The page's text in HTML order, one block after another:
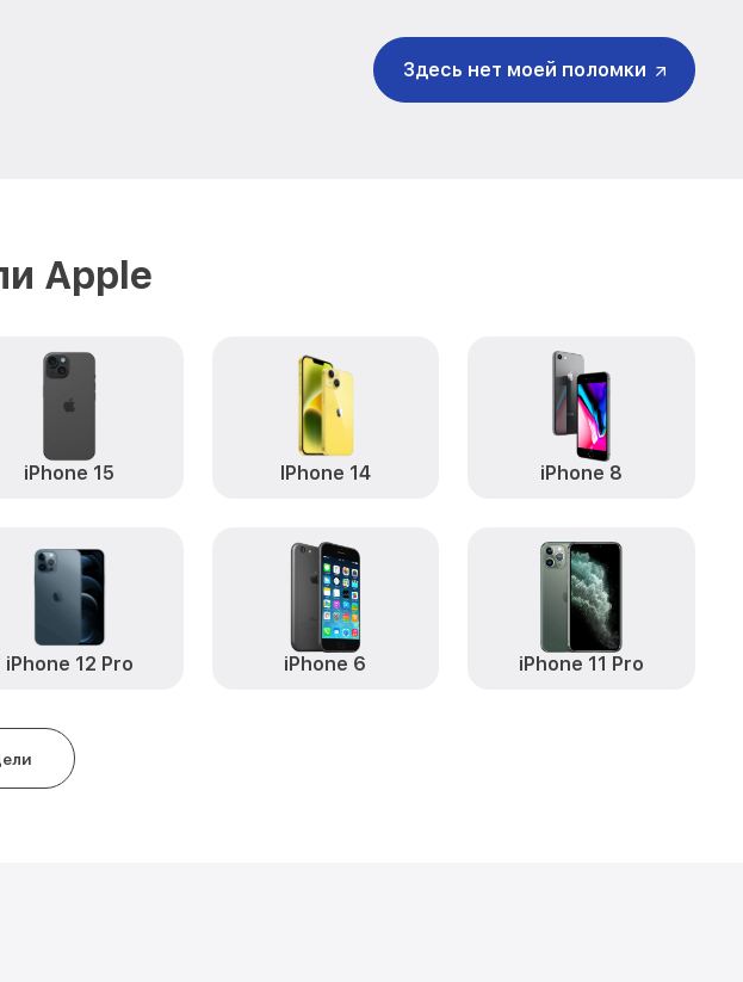
от 1500₽ Заказать
Здесь нет моей поломки
Apple
iPhone 15 IPhone 14 iPhone 8
iPhone 12 Pro iPhone 6 iPhone 11 Pro